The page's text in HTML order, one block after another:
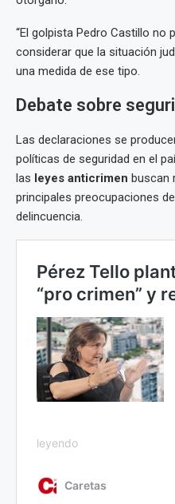
“El golpista Pedro Castillo no
considerar que la situación
una medida de ese tipo.
Debate sobre
Las declaraciones se
políticas de seguridad en el
las leyes anticrimen buscan
principales preocupaciones
delincuencia.